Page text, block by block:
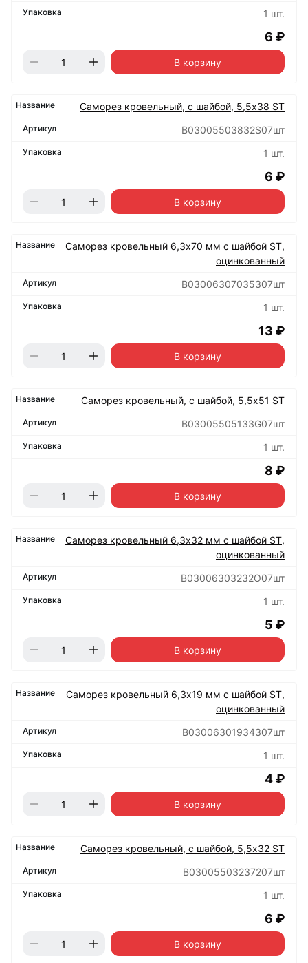
1 шт.
6 ₽
В корзину
Саморез кровельный, с шайбой, 5,5х38 ST
B03005503832S07шт
1 шт.
6 ₽
В корзину
Саморез кровельный 6,3х70 мм с шайбой ST,
оцинкованный
B03006307035307шт
1 шт.
13 ₽
В корзину
Саморез кровельный, с шайбой, 5,5х51 ST
B03005505133G07шт
1 шт.
8 ₽
В корзину
Саморез кровельный 6,3х32 мм с шайбой ST,
оцинкованный
B03006303232O07шт
1 шт.
5 ₽
В корзину
Саморез кровельный 6,3х19 мм с шайбой ST,
оцинкованный
B03006301934307шт
1 шт.
4 ₽
В корзину
Саморез кровельный, с шайбой, 5,5х32 ST
B03005503237207шт
1 шт.
6 ₽
В корзину